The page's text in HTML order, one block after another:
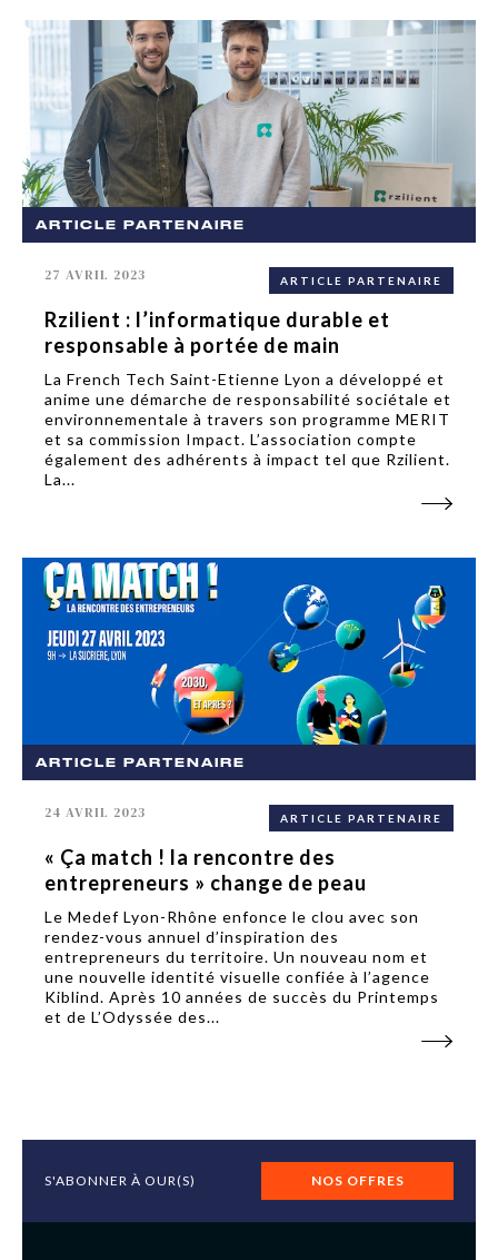
ARTICLE PARTENAIRE
ARTICLE PARTENAIRE
27 AVRIL 2023
Rzilient : l’informatique durable et
responsable à portée de main
La French Tech Saint-Etienne Lyon a développé et
anime une démarche de responsabilité sociétale et
environnementale à travers son programme MERIT
et sa commission Impact. L’association compte
également des adhérents à impact tel que Rzilient.
La...
ARTICLE PARTENAIRE
ARTICLE PARTENAIRE
24 AVRIL 2023
« Ça match ! la rencontre des
entrepreneurs » change de peau
Le Medef Lyon-Rhône enfonce le clou avec son
rendez-vous annuel d’inspiration des
entrepreneurs du territoire. Un nouveau nom et
une nouvelle identité visuelle confiée à l’agence
Kiblind. Après 10 années de succès du Printemps
et de L’Odyssée des...
S'ABONNER À OUR(S) NOS OFFRES